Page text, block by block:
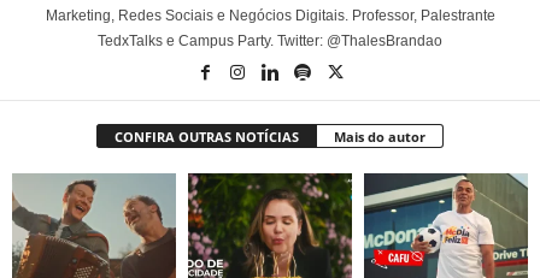
Marketing, Redes Sociais e Negócios Digitais. Professor, Palestrante
TedxTalks e Campus Party. Twitter: @ThalesBrandao
CONFIRA OUTRAS NOTÍCIAS Mais do autor